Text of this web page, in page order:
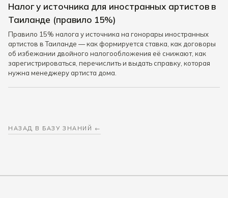
Налог у источника для иностранных артистов в
Таиланде (правило 15%)
Правило 15% налога у источника на гонорары иностранных
артистов в Таиланде — как формируется ставка, как договоры
об избежании двойного налогообложения её снижают, как
зарегистрироваться, перечислить и выдать справку, которая
нужна менеджеру артиста дома.
НАЗАД В БАЗУ ЗНАНИЙ ←